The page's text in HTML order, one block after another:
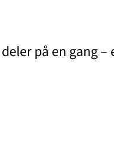
på en gang –